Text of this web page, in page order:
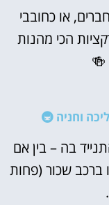
או כחובבי
הכי מהנות
וחניה 🚇
בה – בין אם
ברכב שכור (פחות